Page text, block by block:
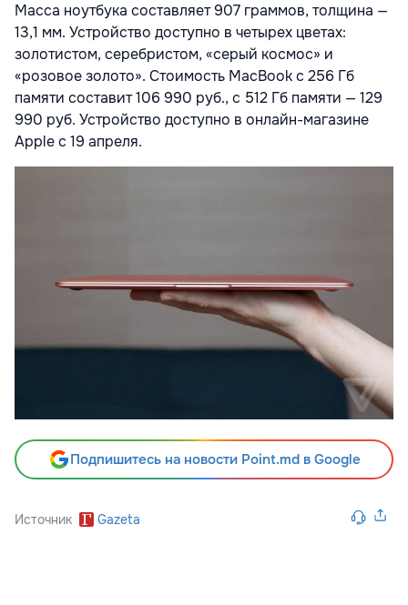
Масса ноутбука составляет 907 граммов, толщина —
13,1 мм. Устройство доступно в четырех цветах:
золотистом, серебристом, «серый космос» и
«розовое золото». Стоимость MacBook с 256 Гб
памяти составит 106 990 руб., с 512 Гб памяти — 129
990 руб. Устройство доступно в онлайн-магазине
Apple с 19 апреля.
Подпишитесь на новости Point.md в Google
Источник Gazeta